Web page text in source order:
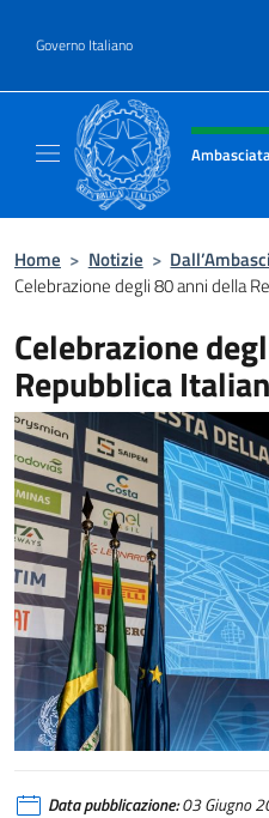
Governo Italiano
Intestazione
Home > Notizie >
Celebrazione degli 80 anni della
Celebrazione
Repubblica
Data pubblicazione:03 Giugno